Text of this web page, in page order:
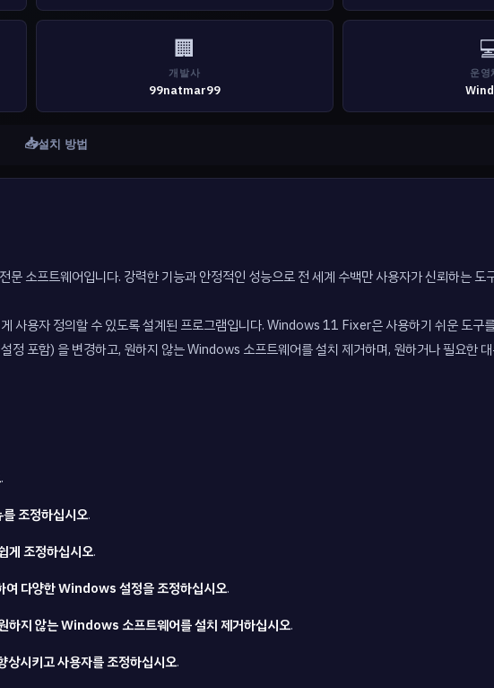
🏢
개발사
99natmar99
운영
📥설치 방법
소프트웨어입니다. 강력한 기능과 안정적인 성능으로 전 세계 수백만 사용자가 신뢰하는 도
용자 정의할 수 있도록 설계된 프로그램입니다. Windows 11 Fixer은 사용하기 쉬운 도구
정 포함) 을 변경하고, 원하지 않는 Windows 소프트웨어를 설치 제거하며, 원하거나 필요한
.
조정하십시오.
게 조정하십시오.
여 다양한 Windows 설정을 조정하십시오.
않는 Windows 소프트웨어를 설치 제거하십시오.
시키고 사용자를 조정하십시오.